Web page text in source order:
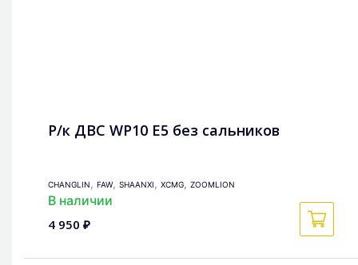
Р/к ДВС WP10 Е5 без сальников
CHANGLIN , FAW, SHAANXI , XCMG, ZOOMLION
В наличии
4 950 ₽